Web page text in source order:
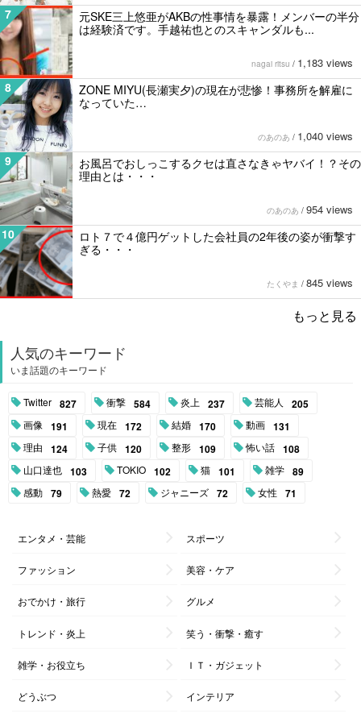
7
元SKE三上悠亜がAKBの性事情を暴露！メンバーの半分
は経験済です。手越祐也とのスキャンダルも...
nagai ritsu / 1,183 views
8
ZONE MIYU(長瀬実夕)の現在が悲惨！事務所を解雇に
なっていた…
のあのあ / 1,040 views
9
お風呂でおしっこするクセは直さなきゃヤバイ！？その
理由とは・・・
のあのあ / 954 views
10
ロト７で４億円ゲットした会社員の2年後の姿が衝撃す
ぎる・・・
たくやま / 845 views
もっと見る
人気のキーワード
いま話題のキーワード
Twitter 827 衝撃 584 炎上 237 芸能人 205
画像 191 現在 172 結婚 170 動画 131
理由 124 子供 120 整形 109 怖い話 108
山口達也 103 TOKIO 102 猫 101 雑学 89
感動 79 熱愛 72 ジャニーズ 72 女性 71
エンタメ・芸能 スポーツ
ファッション 美容・ケア
おでかけ・旅行 グルメ
トレンド・炎上 笑う・衝撃・癒す
雑学・お役立ち ＩＴ・ガジェット
どうぶつ インテリア